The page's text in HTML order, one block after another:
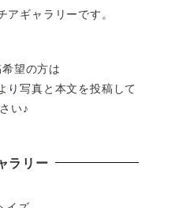
ギャラリーです。
望の方は
り写真と本文を投稿して
い♪
ラリー